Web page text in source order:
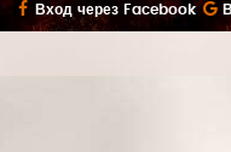
Вход через Facebook